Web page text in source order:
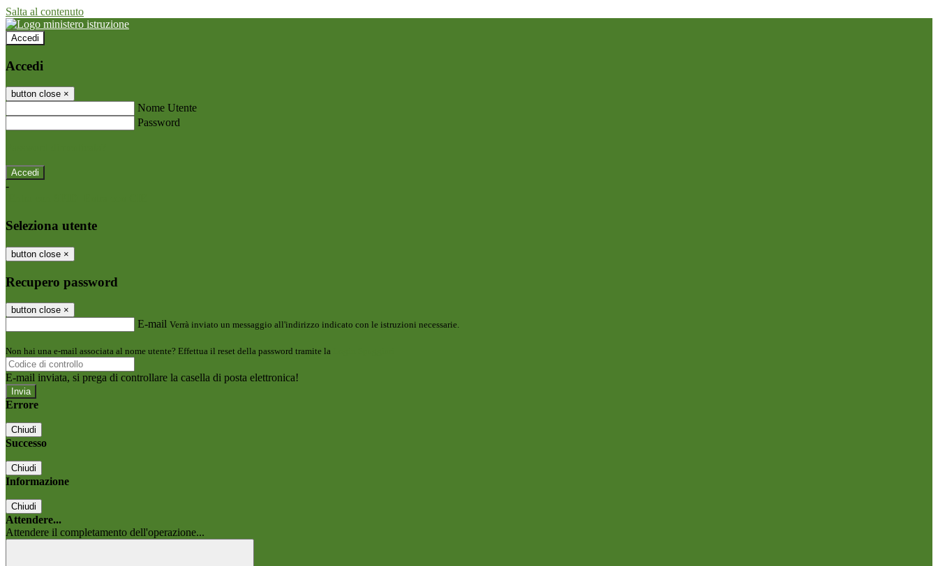
Salta al contenuto
Accedi
Accedi
button close ×
Nome Utente
Password
-
Seleziona utente
button close ×
Recupero password
button close ×
E-mail Verrà inviato un messaggio all'indirizzo indicato con le istruzioni necessarie.
Non hai una e-mail associata al nome utente? Effettua il reset della password tramite la
E-mail inviata, si prega di controllare la casella di posta elettronica!
Errore
Chiudi
Successo
Chiudi
Informazione
Chiudi
Attendere...
Attendere il completamento dell'operazione...